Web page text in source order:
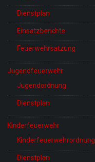
Dienstplan
Einsatzberichte
Feuerwehrsatzung
Jugendfeuerwehr
Jugendordnung
Dienstplan
Kinderfeuerwehr
Kinderfeuerwehrordnung
Dienstplan